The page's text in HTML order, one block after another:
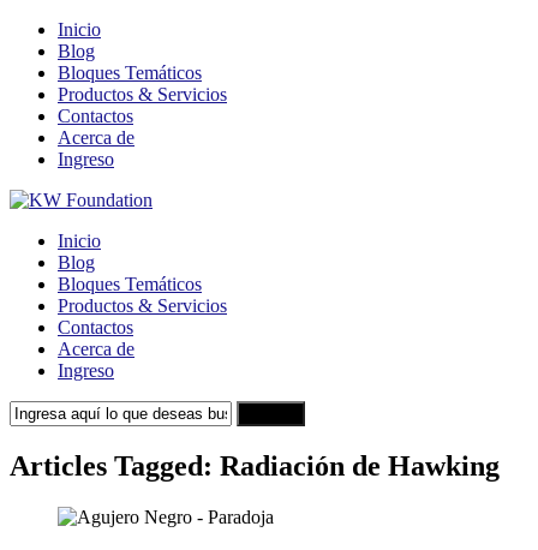
Inicio
Blog
Bloques Temáticos
Productos & Servicios
Contactos
Acerca de
Ingreso
Inicio
Blog
Bloques Temáticos
Productos & Servicios
Contactos
Acerca de
Ingreso
Articles Tagged: Radiación de Hawking